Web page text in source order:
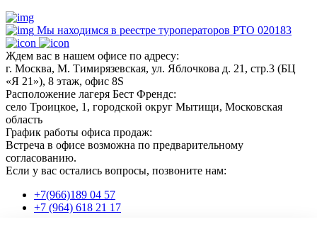
Мы находимся в реестре туроператоров РТО 020183
Ждем вас в нашем офисе по адресу:
г. Москва, М. Тимирязевская, ул. Яблочкова д. 21, стр.3 (БЦ
«Я 21»), 8 этаж, офис 8S
Расположение лагеря Бест Френдс:
село Троицкое, 1, городской округ Мытищи, Московская
область
График работы офиса продаж:
Встреча в офисе возможна по предварительному
согласованию.
Если у вас остались вопросы, позвоните нам:
+7(966)189 04 57
+7 (964) 618 21 17